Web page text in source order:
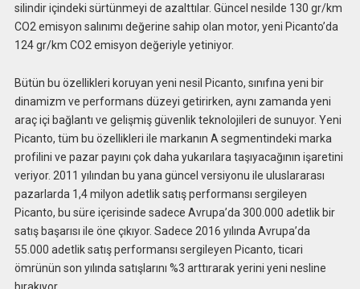
silindir içindeki sürtünmeyi de azalttılar. Güncel nesilde 130 gr/km
CO2 emisyon salınımı değerine sahip olan motor, yeni Picanto’da
124 gr/km CO2 emisyon değeriyle yetiniyor.
Bütün bu özellikleri koruyan yeni nesil Picanto, sınıfına yeni bir
dinamizm ve performans düzeyi getirirken, aynı zamanda yeni
araç içi bağlantı ve gelişmiş güvenlik teknolojileri de sunuyor. Yeni
Picanto, tüm bu özellikleri ile markanın A segmentindeki marka
profilini ve pazar payını çok daha yukarılara taşıyacağının işaretini
veriyor. 2011 yılından bu yana güncel versiyonu ile uluslararası
pazarlarda 1,4 milyon adetlik satış performansı sergileyen
Picanto, bu süre içerisinde sadece Avrupa’da 300.000 adetlik bir
satış başarısı ile öne çıkıyor. Sadece 2016 yılında Avrupa’da
55.000 adetlik satış performansı sergileyen Picanto, ticari
ömrünün son yılında satışlarını %3 arttırarak yerini yeni nesline